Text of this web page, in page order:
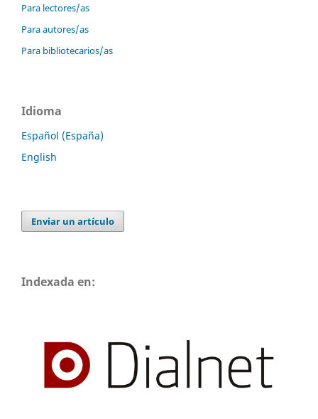
Para lectores/as
Para autores/as
Para bibliotecarios/as
Idioma
Español (España)
English
Enviar un artículo
Indexada en: